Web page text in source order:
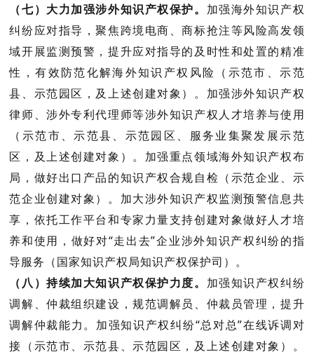
（七）大力加强涉外知识产权保护。 加强海外知识产权
纠纷应对指导，聚焦跨境电商、商标抢注等风险高发领
域开展监测预警，提升应对指导的及时性和处置的精准
性，有效防范化解海外知识产权风险（ 示范市、示范
县、示范园区，及上述创建对象）。加强涉外知识产权
律师、涉外专利代理师等涉外知识产权人才培养与使用
（ 示范市、示范县、示范园区、服务业集聚发展示范
区，及上述创建对象 ）。加强重点领域海外知识产权布
局，做好出口产品的知识产权合规自检（示范企业、示
范企业创建对象）。加大涉外知识产权监测预警信息共
享，依托工作平台和专家力量支持创建对象做好人才培
养和使用，做好对“走出去”企业涉外知识产权纠纷的指
导服务（国家知识产权局知识产权保护司 ）。
（八）持续加大知识产权保护力度。 加强知识产权纠纷
调解、仲裁组织建设，规范调解员、仲裁员管理，提升
调解仲裁能力。加强知识产权纠纷“总对总”在线诉调对
接（示范市、示范县、示范园区，及上述创建对象 ）。